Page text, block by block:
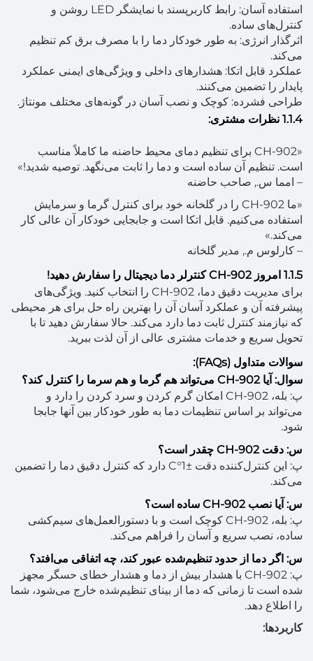
استفاده آسان: رابط کاربرپسند با نمایشگر LED روشن و
کنترل‌های ساده.
اثرگذار انرژی: به طور خودکار دما را با مصرف برق کم تنظیم
می‌کند.
عملکرد قابل اتکا: هشدارهای داخلی و ویژگی‌های ایمنی عملکرد
پایدار را تضمین می‌کنند.
طراحی فشرده: کوچک و نصب آسان در گونه‌های مختلف مونتاژ.
1.1.4 نظرات مشتری:
«CH-902 برای تنظیم دمای محیط حاضنه ما کاملاً مناسب
است. تنظیم آن ساده است و دما را ثابت می‌نگهد. توصیه شدید!»
– امما س., صاحب حاضنه
«ما CH-902 را در گلخانه خود برای کنترل گرما و سرمایش
استفاده می‌کنیم. قابل اتکا است و جابجایی خودکار آن عالی کار
می‌کند.»
– کارلوس م., مدیر گلخانه
1.1.5 امروز CH-902 کنترلر دما دیجیتال را سفارش دهید!
برای مدیریت دقیق دما، CH-902 را انتخاب کنید. ویژگی‌های
پیشرفته آن و عملکرد آسان آن را بهترین راه حل برای هر محیطی
که نیازمند کنترل ثابت دما دارد می‌کند. حالا سفارش دهید تا با
تحویل سریع و خدمات مشتری عالی از آن لذت ببرید.
سوالات متداول (FAQs):
سوال: آیا CH-902 می‌تواند هم گرما و هم سرما را کنترل کند؟
پ: بله، CH-902 امکان گرم کردن و سرد کردن را دارد و
می‌تواند بر اساس تنظیمات دما به طور خودکار بین آنها جابجا
شود.
س: دقت CH-902 چقدر است؟
پ: این کنترل‌کننده دقت ±1°C دارد که کنترل دقیق دما را تضمین
می‌کند.
س: آیا نصب CH-902 ساده است؟
پ: بله، CH-902 کوچک است و با دستورالعمل‌های سیم‌کشی
ساده، نصب سریع و آسان را فراهم می‌کند.
س: اگر دما از حدود تنظیم‌شده عبور کند، چه اتفاقی می‌افتد؟
پ: CH-902 با هشدار بیش از دما و هشدار خطای حسگر مجهز
شده است تا زمانی که دما از بینای تنظیم‌شده خارج می‌شود، شما
را اطلاع دهد.
کاربردها: